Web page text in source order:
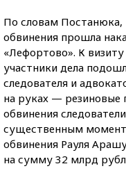
По словам Постанюка,
обвинения прошла
«Лефортово». К
участники дела
следователя и
на руках — резиновые
обвинения
существенным
обвинения Рауля
на сумму 32 млрд